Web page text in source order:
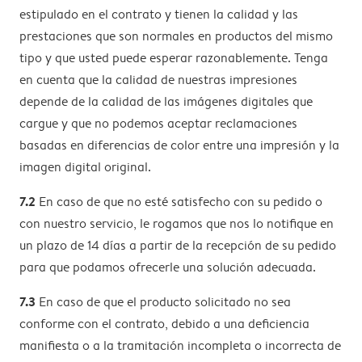
estipulado en el contrato y tienen la calidad y las
prestaciones que son normales en productos del mismo
tipo y que usted puede esperar razonablemente. Tenga
en cuenta que la calidad de nuestras impresiones
depende de la calidad de las imágenes digitales que
cargue y que no podemos aceptar reclamaciones
basadas en diferencias de color entre una impresión y la
imagen digital original.
7.2 En caso de que no esté satisfecho con su pedido o
con nuestro servicio, le rogamos que nos lo notifique en
un plazo de 14 días a partir de la recepción de su pedido
para que podamos ofrecerle una solución adecuada.
7.3 En caso de que el producto solicitado no sea
conforme con el contrato, debido a una deficiencia
manifiesta o a la tramitación incompleta o incorrecta de